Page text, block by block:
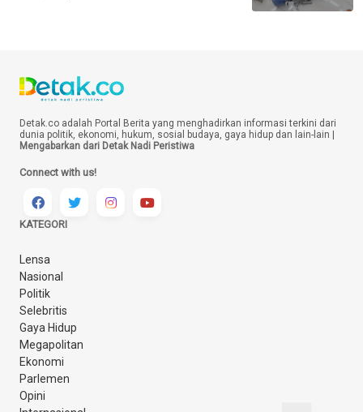
Detak.co adalah Portal Berita yang menghadirkan informasi terkini dari
dunia politik, ekonomi, hukum, sosial budaya, gaya hidup dan lain-lain |
Mengabarkan dari Detak Nadi Peristiwa
Connect with us!
KATEGORI
Lensa
Nasional
Politik
Selebritis
Gaya Hidup
Megapolitan
Ekonomi
Parlemen
Opini